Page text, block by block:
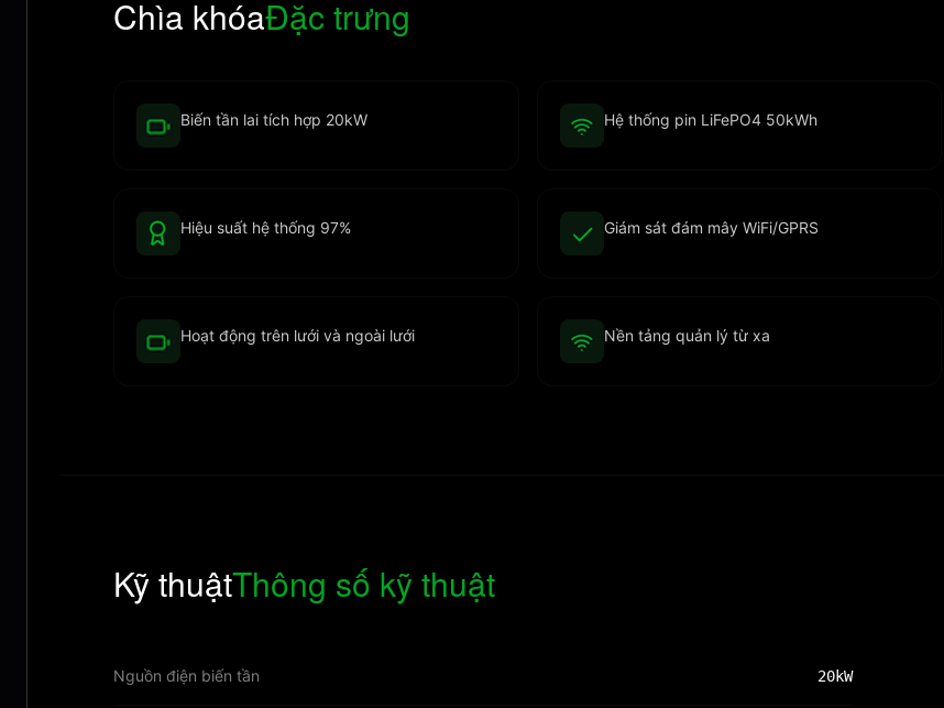
Chìa khóaĐặc trưng
Biến tần lai tích hợp 20kW Hệ thống pin LiFePO4 50kWh
Hiệu suất hệ thống 97% Giám sát đám mây WiFi/GPRS
Hoạt động trên lưới và ngoài lưới Nền tảng quản lý từ xa
Kỹ thuậtThông số kỹ thuật
Nguồn điện biến tần 20kW